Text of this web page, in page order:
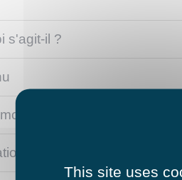
s'agit-il ?
rédiger un règlement
This site uses